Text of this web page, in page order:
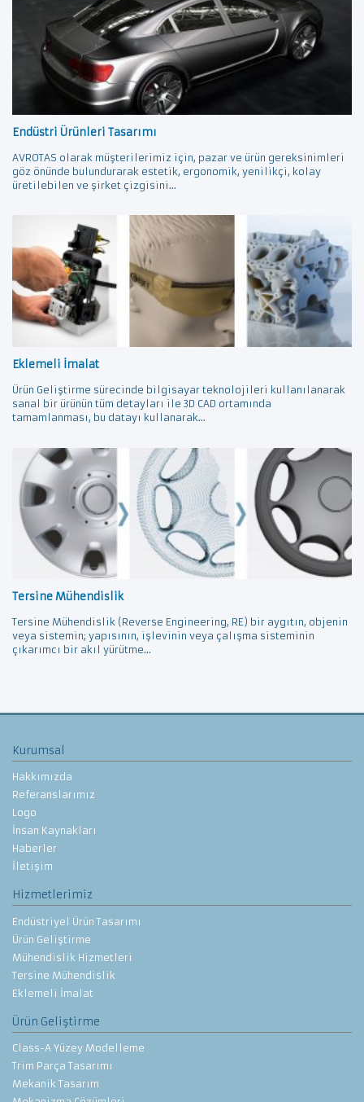
Endüstri Ürünleri Tasarımı
AVROTAS olarak müşterilerimiz için, pazar ve ürün gereksinimleri
göz önünde bulundurarak estetik, ergonomik, yenilikçi, kolay
üretilebilen ve şirket çizgisini...
Eklemeli İmalat
Ürün Geliştirme sürecinde bilgisayar teknolojileri kullanılanarak
sanal bir ürünün tüm detayları ile 3D CAD ortamında
tamamlanması, bu datayı kullanarak...
Tersine Mühendislik
Tersine Mühendislik (Reverse Engineering, RE) bir aygıtın, objenin
veya sistemin; yapısının, işlevinin veya çalışma sisteminin
çıkarımcı bir akıl yürütme...
Kurumsal
Hakkımızda
Referanslarımız
Logo
İnsan Kaynakları
Haberler
İletişim
Hizmetlerimiz
Endüstriyel Ürün Tasarımı
Ürün Geliştirme
Mühendislik Hizmetleri
Tersine Mühendislik
Eklemeli İmalat
Ürün Geliştirme
Class-A Yüzey Modelleme
Trim Parça Tasarımı
Mekanik Tasarım